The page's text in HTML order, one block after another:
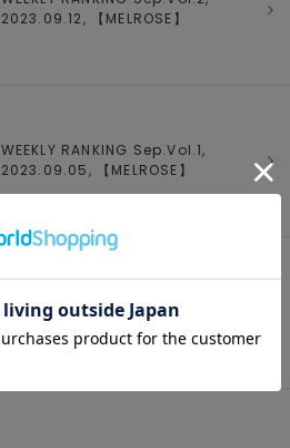
2023.09.12, 【 MELROSE 】
WEEKLY RANKING Sep.Vol.1,
2023.09.05, 【 MELROSE 】
か買えない限定アイテム, 2023.09.01,
【MELROSE】